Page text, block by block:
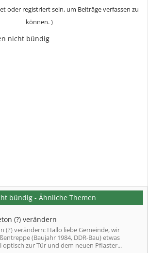
oder registriert sein, um Beiträge verfassen zu
können. )
nicht bündig
bündig - Ähnliche Themen
(?) verändern
(?) verändern: Hallo liebe Gemeinde, wir
(Baujahr 1984, DDR-Bau) etwas
optisch zur Tür und dem neuen Pflaster...